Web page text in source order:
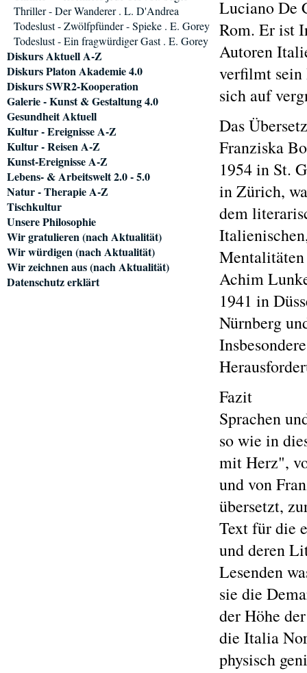
Luciano De
Rom. Er ist
Autoren
verfilmt sein
sich auf
Das
Franziska
1954 in St.
in Zürich,
dem
Achim
1941 in
Nürnberg
Fazit
Sprachen
so wie in
mit Herz",
und von
übersetzt,
Text für die
und deren
Lesenden
sie die
der Höhe
die Italia
physisch
Thriller - Der Wanderer . L. D'Andrea
Todeslust - Zwölfpfünder - Spieke . E. Gorey
Todeslust - Ein fragwürdiger Gast . E. Gorey
Diskurs Aktuell A-Z
Diskurs Platon Akademie 4.0
Diskurs SWR2-Kooperation
Galerie - Kunst & Gestaltung 4.0
Gesundheit Aktuell
Kultur - Ereignisse A-Z
Kultur - Reisen A-Z
Kunst-Ereignisse A-Z
Lebens- & Arbeitswelt 2.0 - 5.0
Natur - Therapie A-Z
Tischkultur
Unsere Philosophie
Wir gratulieren (nach Aktualität)
Wir würdigen (nach Aktualität)
Wir zeichnen aus (nach Aktualität)
Datenschutz erklärt